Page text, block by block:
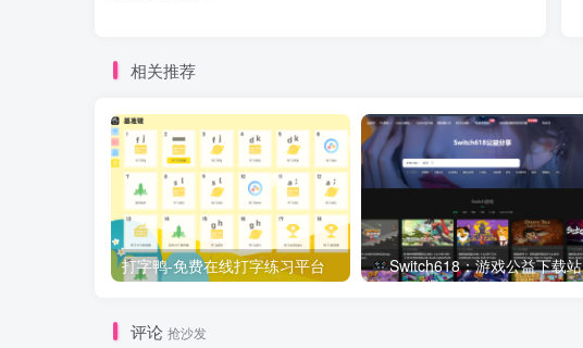
相关推荐
打字鸭-免费在线打字练习平台 Switch618：游戏公益下载站
评论 抢沙发